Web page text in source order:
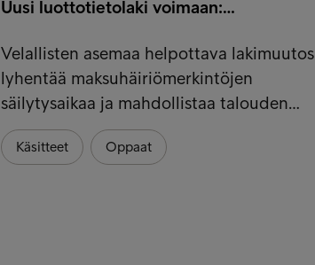
Uusi luottotietolaki voimaan:…
Velallisten asemaa helpottava lakimuutos
lyhentää maksuhäiriömerkintöjen
säilytysaikaa ja mahdollistaa talouden…
Käsitteet Oppaat